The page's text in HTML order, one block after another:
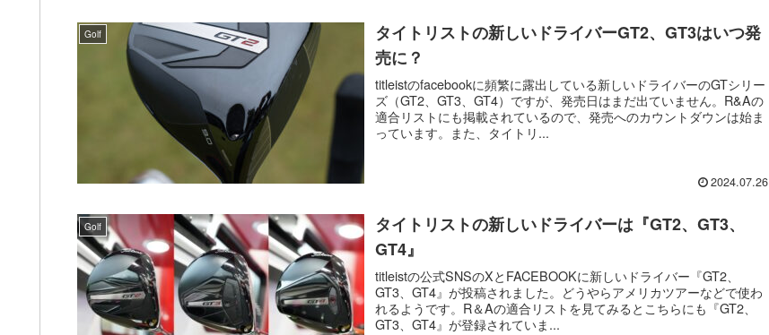
Golf
タイトリストの新しいドライバーGT2、GT3はいつ発
売に？
titleistのfacebookに頻繁に露出している新しいドライバーのGTシリー
ズ（GT2、GT3、GT4）ですが、発売日はまだ出ていません。R&Aの
適合リストにも掲載されているので、発売へのカウントダウンは始ま
っています。また、タイトリ...
2024.07.26
Golf
タイトリストの新しいドライバーは『GT2、GT3、
GT4』
titleistの公式SNSのXとFACEBOOKに新しいドライバー『GT2、
GT3、GT4』が投稿されました。どうやらアメリカツアーなどで使わ
れるようです。R＆Aの適合リストを見てみるとこちらにも『GT2、
GT3、GT4』が登録されていま...